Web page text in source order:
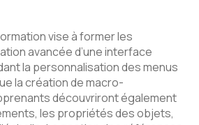
vise à former les
avancée d’une interface
la personnalisation des menus
la création de macro-
découvriront également
les propriétés des objets,